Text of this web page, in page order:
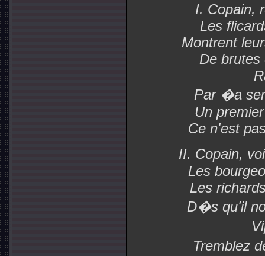
I. Copain,
Les
Montrent
De
Par �a
Un
Ce n'est
II. Copain,
Les
Les
D�s qu'il
Tremblez